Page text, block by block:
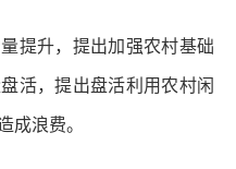
升，提出加强农村基础
活，提出盘活利用农村闲
成浪费。